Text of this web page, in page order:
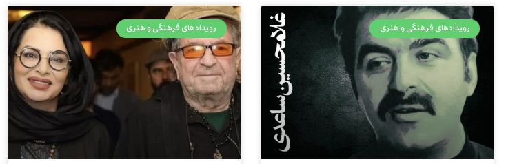
رویدادهای فرهنگی و هنری رویدادهای فرهنگی و هنری